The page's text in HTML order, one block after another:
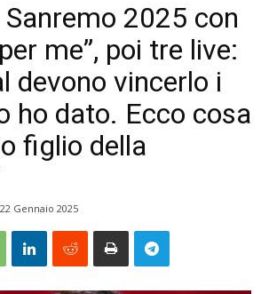
2025 con
me”, poi tre live:
devono vincerlo i
ho dato. Ecco cosa
figlio della
22 Gennaio 2025